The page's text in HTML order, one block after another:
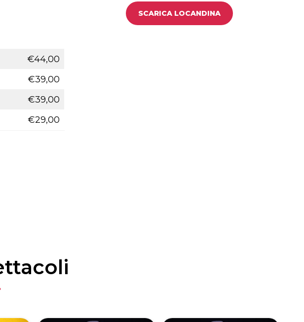
€44,00
€39,00
€39,00
€29,00
SCARICA LOCANDINA